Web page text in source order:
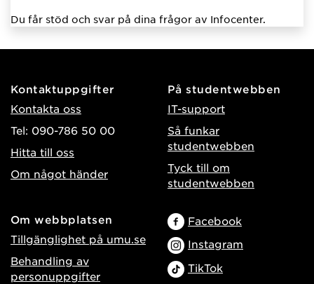
Du får stöd och svar på dina frågor av Infocenter.
Kontaktuppgifter
Kontakta oss
Tel: 090-786 50 00
Hitta till oss
Om något händer
På studentwebben
IT-support
Så funkar
studentwebben
Tyck till om
studentwebben
Om webbplatsen
Tillgänglighet på umu.se
Behandling av
personuppgifter
Facebook
Instagram
TikTok